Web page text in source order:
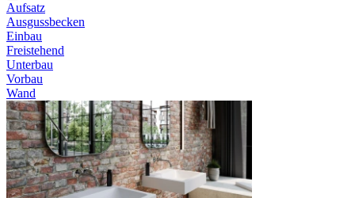
Aufsatz
Ausgussbecken
Einbau
Freistehend
Unterbau
Vorbau
Wand